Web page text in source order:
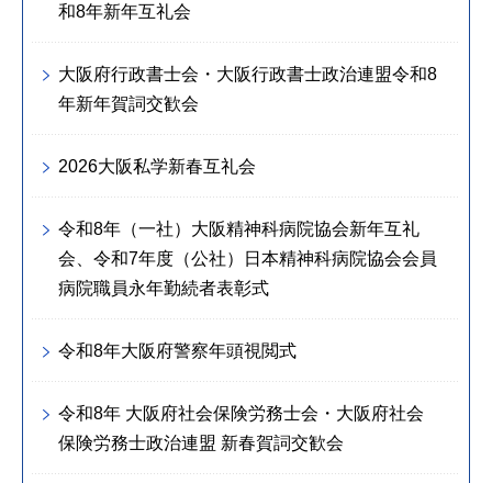
和8年新年互礼会
大阪府行政書士会・大阪行政書士政治連盟令和8
年新年賀詞交歓会
2026大阪私学新春互礼会
令和8年（一社）大阪精神科病院協会新年互礼
会、令和7年度（公社）日本精神科病院協会会員
病院職員永年勤続者表彰式
令和8年大阪府警察年頭視閲式
令和8年 大阪府社会保険労務士会・大阪府社会
保険労務士政治連盟 新春賀詞交歓会